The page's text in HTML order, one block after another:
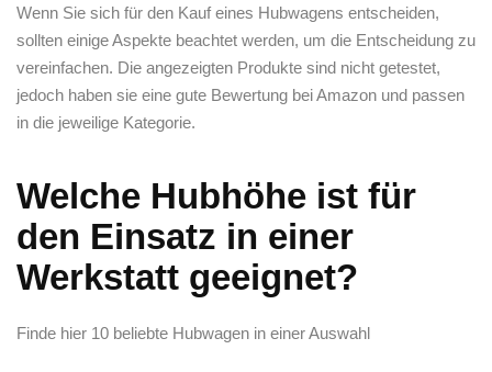
Wenn Sie sich für den Kauf eines Hubwagens entscheiden,
sollten einige Aspekte beachtet werden, um die Entscheidung zu
vereinfachen. Die angezeigten ​Produkte sind nicht getestet,
jedoch haben sie eine gute Bewertung bei Amazon und passen
in die jeweilige Kategorie.
Welche Hubhöhe ist für
den Einsatz in einer
Werkstatt geeignet?
Finde hier 10 ⁣beliebte Hubwagen in einer Auswahl